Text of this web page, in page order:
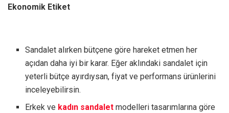
Ekonomik Etiket
Sandalet alırken bütçene göre hareket etmen her
açıdan daha iyi bir karar. Eğer aklındaki sandalet için
yeterli bütçe ayırdıysan, fiyat ve performans ürünlerini
inceleyebilirsin.
Erkek ve kadın sandalet modelleri tasarımlarına göre